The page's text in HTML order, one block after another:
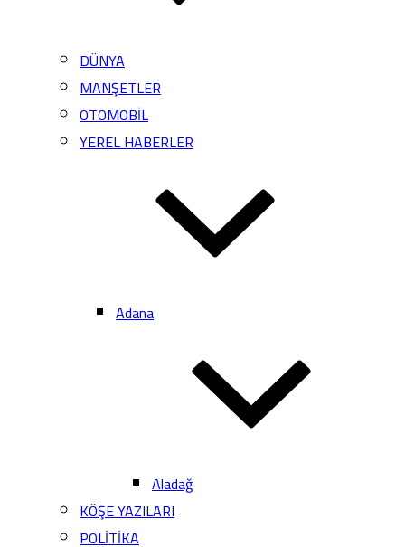
DÜNYA
MANŞETLER
OTOMOBİL
YEREL HABERLER
Adana
Aladağ
KÖŞE YAZILARI
POLİTİKA